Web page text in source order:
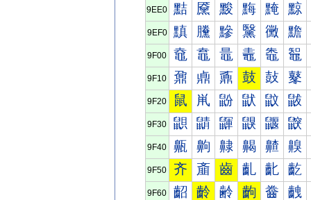
9EE0 黠 黡 黢 黣 黤 黥
9EF0 黰 黱 黲 黳 黴 黵
9F00 鼀 鼁 鼂 鼃 鼄 鼅
9F10 鼐 鼑 鼒 鼓 鼔 鼕
9F20 鼠 鼡 鼢 鼣 鼤 鼥
9F30 鼰 鼱 鼲 鼳 鼴 鼵
9F40 齀 齁 齂 齃 齄 齅
9F50 齐 齑 齒 齓 齔 齕
9F60 齠 齡 齢 齣 齤 齥